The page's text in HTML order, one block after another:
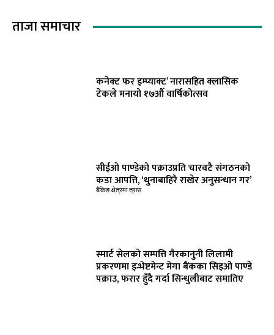
ताजा समाचार
कनेक्ट फर इम्प्याक्ट’ नारासहित क्लासिक
टेकले मनायो १७औँ वार्षिकोत्सव
सीईओ पाण्डेको पक्राउप्रति चारवटै संगठनको
कडा आपत्ति, ‘थुनाबाहिरै राखेर अनुसन्धान गर’
बैंकिङ क्षेत्रमा त्रास
स्मार्ट सेलको सम्पत्ति गैरकानुनी लिलामी
प्रकरणमा इन्भेष्टमेन्ट मेगा बैंकका सिइओ पाण्डे
पक्राउ, फरार हुँदै गर्दा सिन्धुलीबाट समातिए